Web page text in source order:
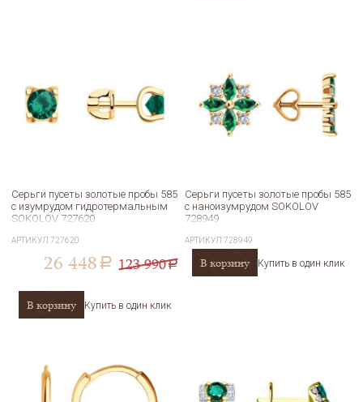
Серьги пусеты золотые пробы 585
с изумрудом гидротермальным
SOKOLOV 727620
АРТИКУЛ727620
26 448 a 123 990a
В корзину Купить в один клик
Серьги пусеты золотые пробы 585
с наноизумрудом SOKOLOV
728949
АРТИКУЛ728949
В корзину Купить в один клик